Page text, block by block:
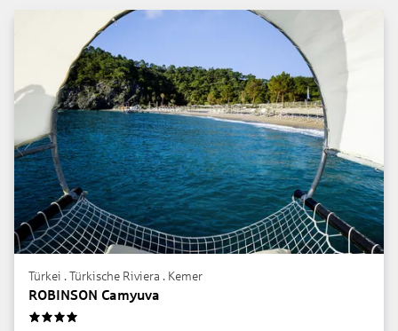
Türkei . Türkische Riviera . Kemer
ROBINSON Camyuva